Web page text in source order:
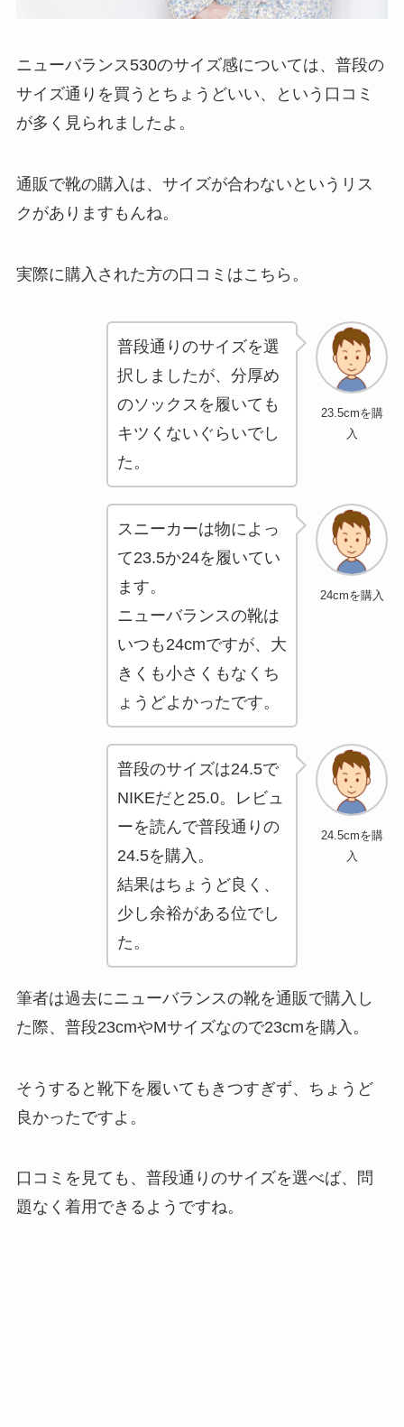
ニューバランス530のサイズ感については、普段の
サイズ通りを買うとちょうどいい、という口コミ
が多く見られましたよ。
通販で靴の購入は、サイズが合わないというリス
クがありますもんね。
実際に購入された方の口コミはこちら。
23.5cmを購
入
普段通りのサイズを選
択しましたが、分厚め
のソックスを履いても
キツくないぐらいでし
た。
24cmを購入
スニーカーは物によっ
て23.5か24を履いてい
ます。
ニューバランスの靴は
いつも24cmですが、大
きくも小さくもなくち
ょうどよかったです。
24.5cmを購
入
普段のサイズは24.5で
NIKEだと25.0。レビュ
ーを読んで普段通りの
24.5を購入。
結果はちょうど良く、
少し余裕がある位でし
た。
筆者は過去にニューバランスの靴を通販で購入し
た際、普段23cmやMサイズなので23cmを購入。
そうすると靴下を履いてもきつすぎず、ちょうど
良かったですよ。
口コミを見ても、普段通りのサイズを選べば、問
題なく着用できるようですね。